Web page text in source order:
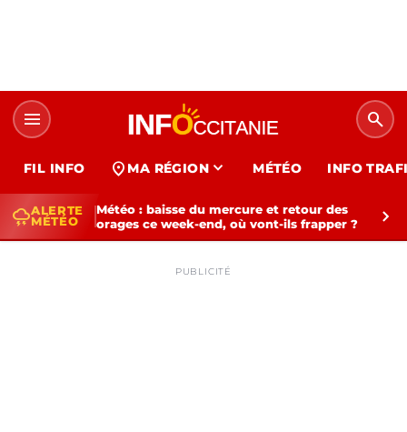
menu search
FIL INFO location_on MA RÉGION expand_more MÉTÉO INFO
thunderstormALERTE
MÉTÉO
Météo : baisse du mercure et retour des
orages ce week-end, où vont-ils frapper ?
chevron_right
PUBLICITÉ